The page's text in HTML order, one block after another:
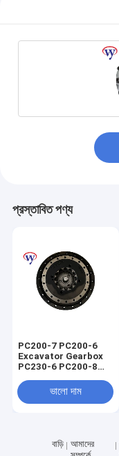
প্রস্তাবিত পণ্য
PC200-7 PC200-6
Excavator Gearbox
PC230-6 PC200-8
Gearbox 20Y-27-
00300
ভালো দাম
বাড়ি
আমাদের